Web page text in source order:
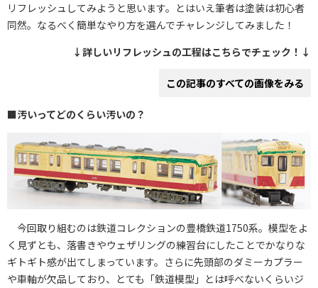
リフレッシュしてみようと思います。とはいえ筆者は塗装は初心者
同然。なるべく簡単なやり方を選んでチャレンジしてみました！
↓詳しいリフレッシュの工程はこちらでチェック！↓
この記事のすべての画像をみる
■汚いってどのくらい汚いの？
今回取り組むのは鉄道コレクションの豊橋鉄道1750系。模型をよ
く見ずとも、落書きやウェザリングの練習台にしたことでかなりな
ギトギト感が出てしまっています。さらに先頭部のダミーカプラー
や車軸が欠品しており、とても「鉄道模型」とは呼べないくらいジ